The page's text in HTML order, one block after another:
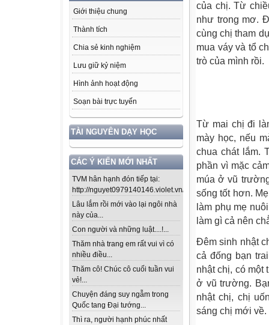
Giới thiệu chung
Thành tích
Chia sẻ kinh nghiệm
Lưu giữ kỷ niệm
Hình ảnh hoạt động
Soạn bài trực tuyến
TÀI NGUYÊN DẠY HỌC
CÁC Ý KIẾN MỚI NHẤT
TVM hân hạnh đón tiếp tại:
http://nguyet0979140146.violet.vn/...
Lâu lắm rồi mới vào lại ngôi nhà
này của...
Con người và những luật....!...
Thăm nhà trang em rất vui vì có
nhiều điều...
Thăm cô! Chúc cô cuối tuần vui
vẻ!...
Chuyện đáng suy ngẫm trong
Quốc tang Đại tướng...
Thì ra, người hạnh phúc nhất
của chị. Từ
như trong mơ.
cùng chị tham
mua váy và tổ
trò của mình rồi.
Từ mai chị đi
mày học, nếu
chua chát lắm.
phần vì mặc
múa ở vũ
sống tốt hơn.
làm phụ mẹ
làm gì cả nên
Đêm sinh nhật
cả đống bạn
nhật chị, có một
ở vũ trường.
nhật chị, chị
sáng chị mới về.